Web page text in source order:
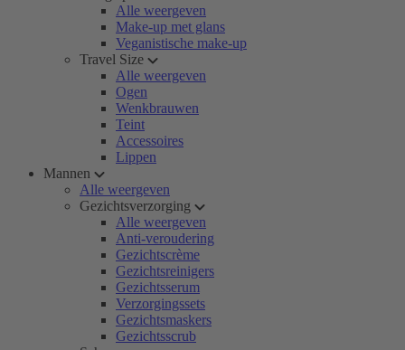
Alle weergeven
Make-up met glans
Veganistische make-up
Travel Size
Alle weergeven
Ogen
Wenkbrauwen
Teint
Accessoires
Lippen
Mannen
Alle weergeven
Gezichtsverzorging
Alle weergeven
Anti-veroudering
Gezichtscrème
Gezichtsreinigers
Gezichtsserum
Verzorgingssets
Gezichtsmaskers
Gezichtsscrub